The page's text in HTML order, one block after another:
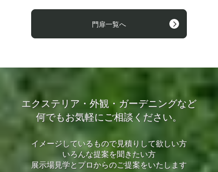
門扉一覧へ
エクステリア・外観・ガーデニングなど
何でもお気軽にご相談ください。
イメージしているもので見積りして欲しい方
いろんな提案を聞きたい方
展示場見学とプロからのご提案をいたします